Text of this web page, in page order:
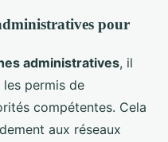
pour
administratives, il
permis de
compétentes. Cela
aux réseaux